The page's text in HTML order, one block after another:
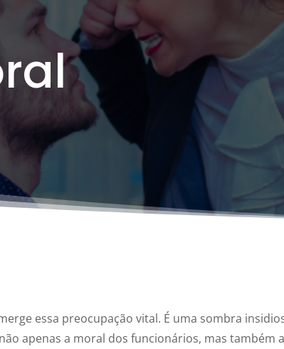
essa preocupação vital. É uma sombra
apenas a moral dos funcionários, mas também a